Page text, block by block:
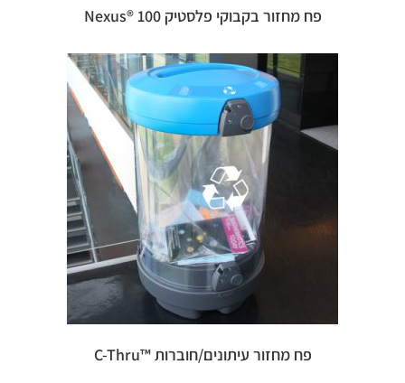
פח מחזור בקבוקי פלסטיק 100 ®Nexus
פח מחזור עיתונים/חוברות ™C-Thru